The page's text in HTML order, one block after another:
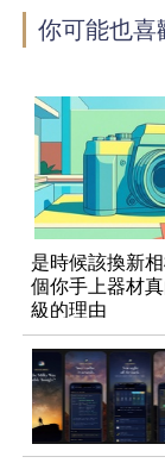
你可能也喜
是時候該換新
個你手上器材
級的理由